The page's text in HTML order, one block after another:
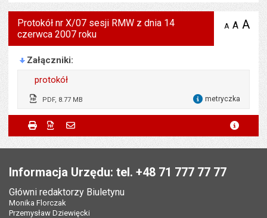
Protokół nr X/07 sesji RMW z dnia 14
czerwca 2007 roku
A zmniejsz
A A
Załączniki
protokół
PDF, 8.77 MB metryczka
Opublikował w BIP:
Agnieszka Zaborowska
Data opublikowania:
16.09.2013 15:39
Metryczka
Wytworzył:
Agnieszka Zaborowska
Liczba wyświetleń:
Powiadom znajomego
Powiadom znajomego
Twoje imię i nazwisko
Twój adres e-mail Pole wymagane
Tytuł e-mailaPole wymagane
*
Drukuj Zapisz do PDF
Informacja Urzędu: tel. +48 71 777 77 77
Główni redaktorzy Biuletynu
Monika Florczak
Przemysław Dziewięcki